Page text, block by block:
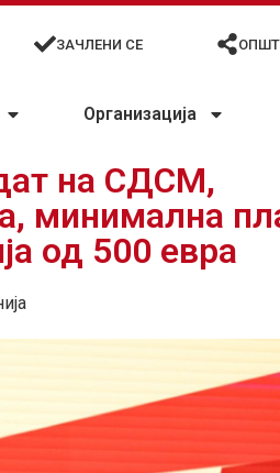
ЗАЧЛЕНИ СЕ
Организација
на СДСМ,
минимална
од 500 евра